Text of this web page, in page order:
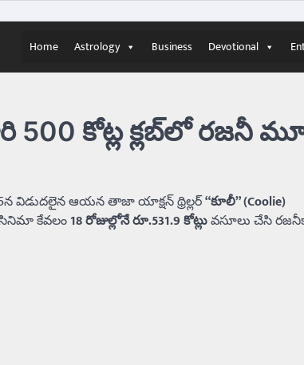
Home Astrology Business Devotional
కోట్ల క్లబ్‌లో రజనీ
విడుదలైన ఆయన తాజా యాక్షన్ థ్రిల్లర్“కూలీ” (Coolie)
సినిమా కేవలం18 రోజుల్లోనే రూ.531.9 కోట్లువసూలు చేసి